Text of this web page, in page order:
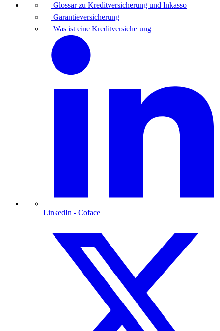
Glossar zu Kreditversicherung und Inkasso
Garantieversicherung
Was ist eine Kreditversicherung
LinkedIn - Coface